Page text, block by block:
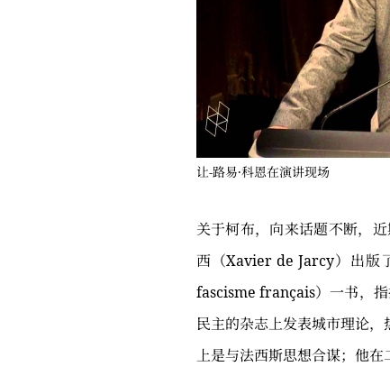
让-路易·科恩在演讲现场
关于柯布，向来话题不断，
西（Xavier de Jarcy）出
fascisme français）一书，指
民主的杂志上发表城市理论
上是与法西斯思想合谋；他